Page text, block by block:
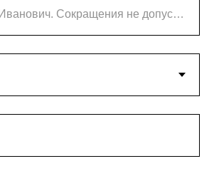
Иванов Иван Иванович. Сокращения не допускаются!